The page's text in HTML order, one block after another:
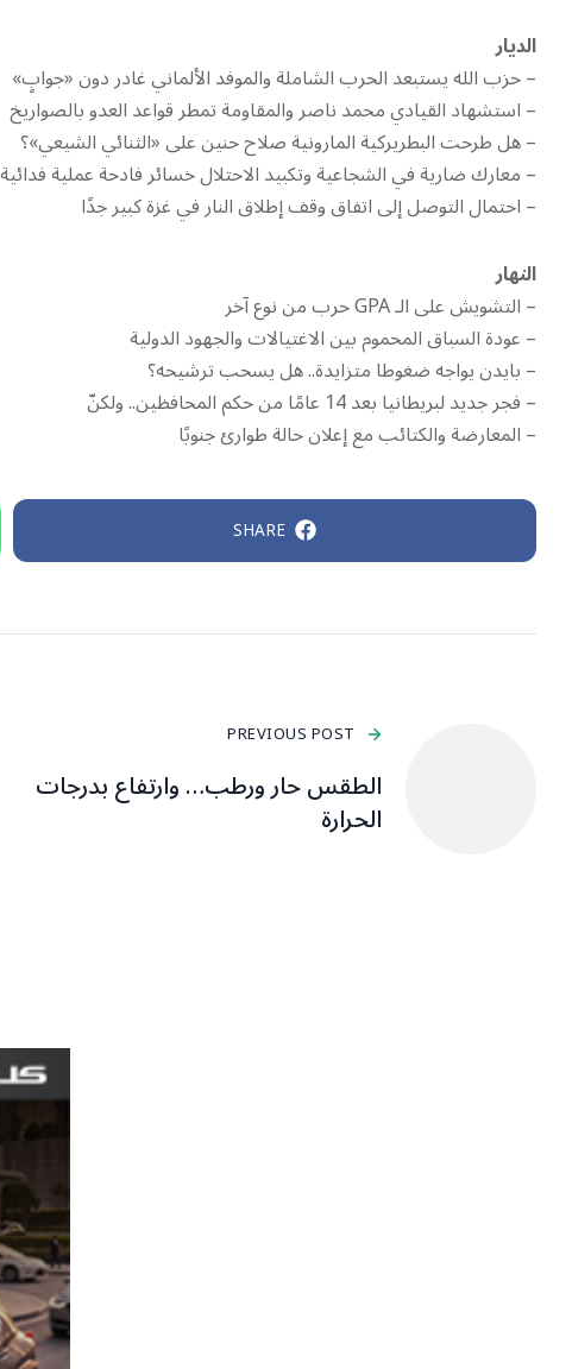
الديار
– حزب الله يستبعد الحرب الشاملة والموفد الألماني غادر دون «جوابٍ»
– استشهاد القيادي محمد ناصر والمقاومة تمطر قواعد العدو بالصواريخ
– هل طرحت البطريركية المارونية صلاح حنين على «الثنائي الشيعي»؟
– معارك ضارية في الشجاعية وتكبيد الاحتلال خسائر فادحة عملية فدائية
– احتمال التوصل إلى اتفاق وقف إطلاق النار في غزة كبير جدًا
النهار
– التشويش على الـ GPA حرب من نوع آخر
– عودة السباق المحموم بين الاغتيالات والجهود الدولية
– بايدن يواجه ضغوطا متزايدة.. هل يسحب ترشيحه؟
– فجر جديد لبريطانيا بعد 14 عامًا من حكم المحافظين.. ولكنّ
– المعارضة والكتائب مع إعلان حالة طوارئ جنوبًا
SHARE
PREVIOUS POST
الطقس حار ورطب… وارتفاع بدرجات
الحرارة